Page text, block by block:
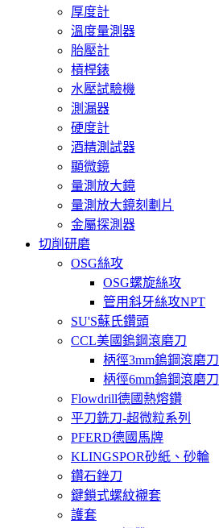
厚度計
溫度量測器
胎壓計
槓桿錶
水壓試驗機
測漏器
硬度計
酒精測試器
顯微鏡
量測放大鏡
量測放大鏡刻劃片
金屬探測器
切削研磨
OSG絲攻
OSG螺旋絲攻
管用斜牙絲攻NPT
SU'S蘇氏鑽頭
CCL美國鎢鋼滾磨刀
柄徑3mm鎢鋼滾磨刀
柄徑6mm鎢鋼滾磨刀
Flowdrill德國熱熔鑽
平刀銑刀-超微粒系列
PFERD德國馬牌
KLINGSPOR砂紙、砂輪
鑽石銼刀
鍵鎖式螺紋襯套
護套